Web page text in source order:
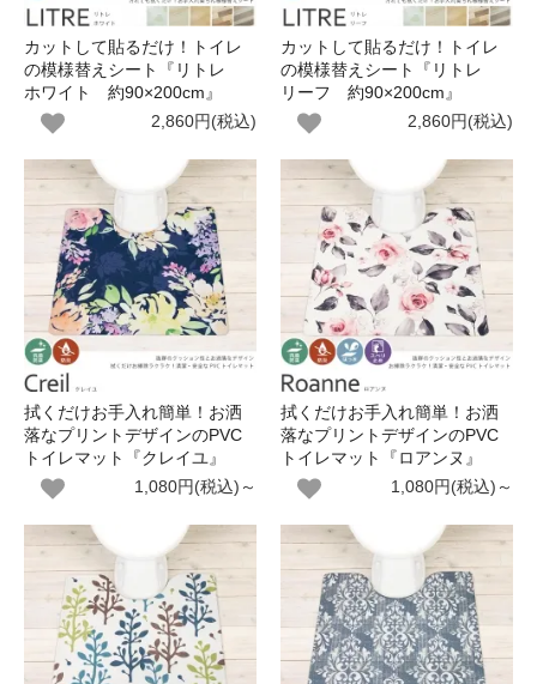
カットして貼るだけ！トイレ
の模様替えシート『リトレ
ホワイト 約90×200cm』
2,860円(税込)
カットして貼るだけ！トイレ
の模様替えシート『リトレ
リーフ 約90×200cm』
2,860円(税込)
拭くだけお手入れ簡単！お洒
落なプリントデザインのPVC
トイレマット『クレイユ』
1,080円(税込)～
拭くだけお手入れ簡単！お洒
落なプリントデザインのPVC
トイレマット『ロアンヌ』
1,080円(税込)～